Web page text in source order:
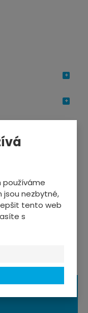
používáme
jsou nezbytné,
tento web
s